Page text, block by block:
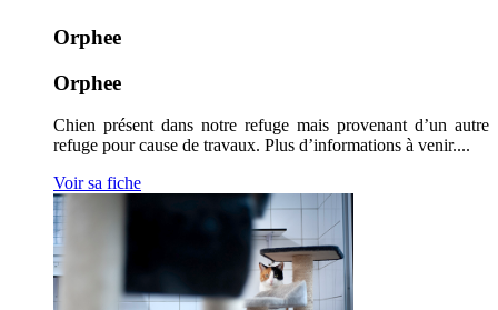
Orphee
Orphee
Chien présent dans notre refuge mais provenant d’un autre
refuge pour cause de travaux. Plus d’informations à venir....
Voir sa fiche